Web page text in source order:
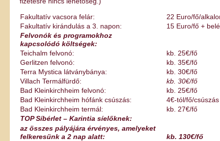
Fakultatív vacsora felár:
22 Euro/fő/
Fakultatív kirándulás a 3. napon:
15 Euro/fő +
Felvonók és programokhoz
kapcsolódó költségek:
Teichalm felvonó:
kb. 25€/fő
Gerlitzen felvonó:
kb. 35€/fő
Terra Mystica látványbánya:
kb. 30€/fő
Villach Termálfürdő:
kb. 30€/fő
Bad Kleinkirchheim felvonó:
kb. 25€/fő
Bad Kleinkirchheim hófánk csúszás:
4€-tól/fő/csúszás
Bad Kleinkirchheim termál:
kb. 27€/fő
TOP Síbérlet – Karintia síelőknek:
az összes pályájára érvényes, amelyeket
felkeresünk a 2 nap alatt:
kb. 130€/fő